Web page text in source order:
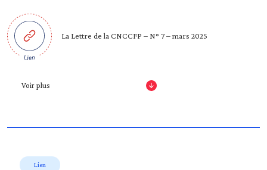
La Lettre de la CNCCFP – N° 7 – mars 2025
Voir plus
Lien